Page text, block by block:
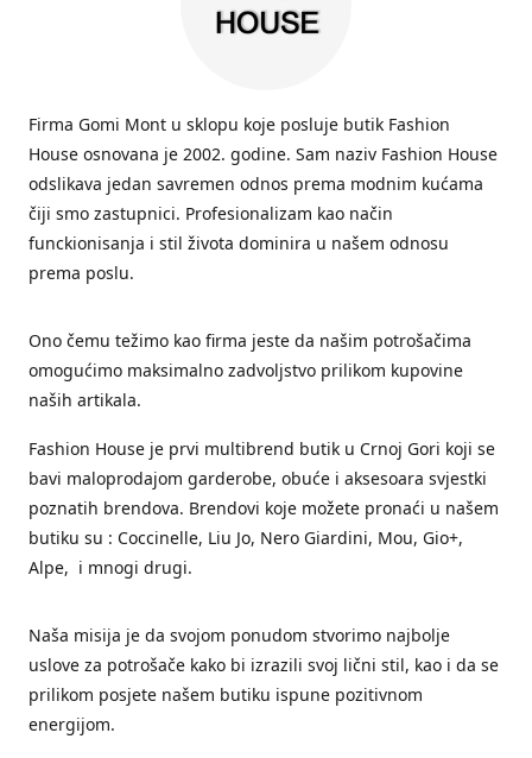
Firma Gomi Mont u sklopu koje posluje butik Fashion
House osnovana je 2002. godine. Sam naziv Fashion House
odslikava jedan savremen odnos prema modnim kućama
čiji smo zastupnici. Profesionalizam kao način
funckionisanja i stil života dominira u našem odnosu
prema poslu.
Ono čemu težimo kao firma jeste da našim potrošačima
omogućimo maksimalno zadvoljstvo prilikom kupovine
naših artikala.
Fashion House je prvi multibrend butik u Crnoj Gori koji se
bavi maloprodajom garderobe, obuće i aksesoara svjestki
poznatih brendova. Brendovi koje možete pronaći u našem
butiku su : Coccinelle, Liu Jo, Nero Giardini, Mou, Gio+,
Alpe, i mnogi drugi.
Naša misija je da svojom ponudom stvorimo najbolje
uslove za potrošače kako bi izrazili svoj lični stil, kao i da se
prilikom posjete našem butiku ispune pozitivnom
energijom.